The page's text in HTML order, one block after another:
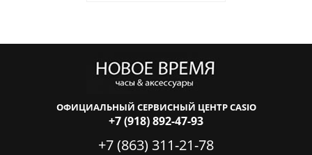
ОФИЦИАЛЬНЫЙ СЕРВИСНЫЙ ЦЕНТР CASIO
+7 (918) 892-47-93
+7 (863) 311-21-78